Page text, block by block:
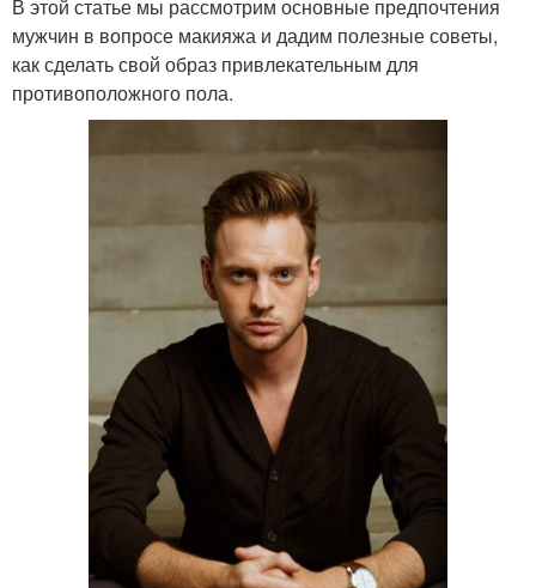
В этой статье мы рассмотрим основные предпочтения
мужчин в вопросе макияжа и дадим полезные советы,
как сделать свой образ привлекательным для
противоположного пола.